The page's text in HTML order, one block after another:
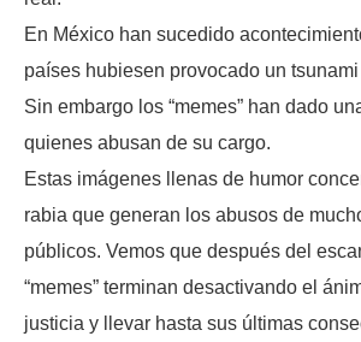
En México han sucedido
países hubiesen provocado un
Sin embargo los “memes” han dado
quienes abusan de su cargo.
Estas imágenes llenas de humor
rabia que generan los abusos de
públicos. Vemos que después del
“memes” terminan desactivando el
justicia y llevar hasta sus últimas